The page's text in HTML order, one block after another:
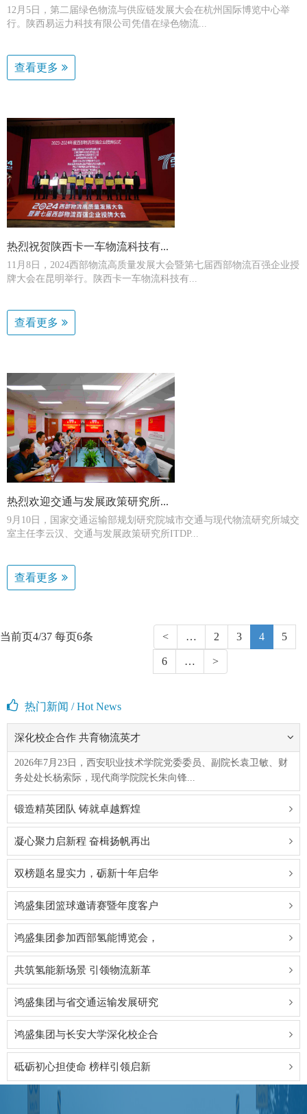
12月5日，第二届绿色物流与供应链发展大会在杭州国际博览中心举
行。陕西易运力科技有限公司凭借在绿色物流...
查看更多
热烈祝贺陕西卡一车物流科技有...
11月8日，2024西部物流高质量发展大会暨第七届西部物流百强企业授
牌大会在昆明举行。陕西卡一车物流科技有...
查看更多
热烈欢迎交通与发展政策研究所...
9月10日，国家交通运输部规划研究院城市交通与现代物流研究所城交
室主任李云汉、交通与发展政策研究所ITDP...
查看更多
当前页4/37 每页6条 < … 2 3 4 5
6 … >
热门新闻 / Hot News
深化校企合作 共育物流英才
2026年7月23日，西安职业技术学院党委委员、副院长袁卫敏、财
务处处长杨索际，现代商学院院长朱向锋...
锻造精英团队 铸就卓越辉煌
凝心聚力启新程 奋楫扬帆再出
双榜题名显实力，砺新十年启华
鸿盛集团篮球邀请赛暨年度客户
鸿盛集团参加西部氢能博览会，
共筑氢能新场景 引领物流新革
鸿盛集团与省交通运输发展研究
鸿盛集团与长安大学深化校企合
砥砺初心担使命 榜样引领启新